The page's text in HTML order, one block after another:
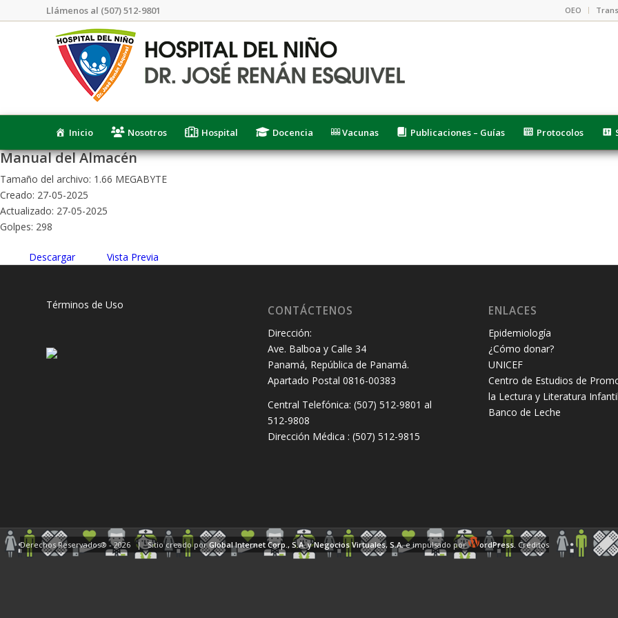
OEO
Llámenos al (507) 512-9801
Inicio Nosotros Hospital Docencia Vacunas Publicaciones – Guías Protocolos
Manual del Almacén
Tamaño del archivo: 1.66 MEGABYTE
Creado: 27-05-2025
Actualizado: 27-05-2025
Golpes: 298
Descargar Vista Previa
Términos de Uso CONTÁCTENOS
Dirección:
Ave. Balboa y Calle 34
Panamá, República de Panamá.
Apartado Postal 0816-00383
Central Telefónica: (507) 512-9801 al
512-9808
Dirección Médica : (507) 512-9815
ENLACES
Epidemiología
¿Cómo donar?
UNICEF
Centro de Estudios de
la Lectura y Literatura Infantil
Banco de Leche
Derechos Reservados® -2026 | Sitio creado porGlobal Internet Corp., S.A.y Negocios Virtuales, S.A.e impulsado por ordPress. Créditos